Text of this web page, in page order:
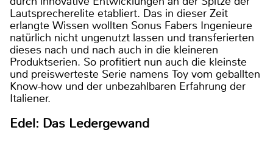
Lautsprecherelite etabliert. Das in dieser Zeit
erlangte Wissen wollten Sonus Fabers Ingenieure
natürlich nicht ungenutzt lassen und transferierten
dieses nach und nach auch in die kleineren
Produktserien. So profitiert nun auch die kleinste
und preiswerteste Serie namens Toy vom geballten
Know-how und der unbezahlbaren Erfahrung der
Italiener.
Edel: Das Ledergewand